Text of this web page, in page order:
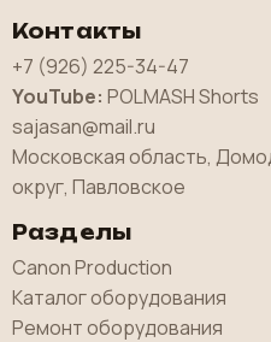
Контакты
+7 (926) 225-34-47
YouTube: POLMASH Shorts
sajasan@mail.ru
Московская область,
округ, Павловское
Разделы
Canon Production
Каталог оборудования
Ремонт оборудования